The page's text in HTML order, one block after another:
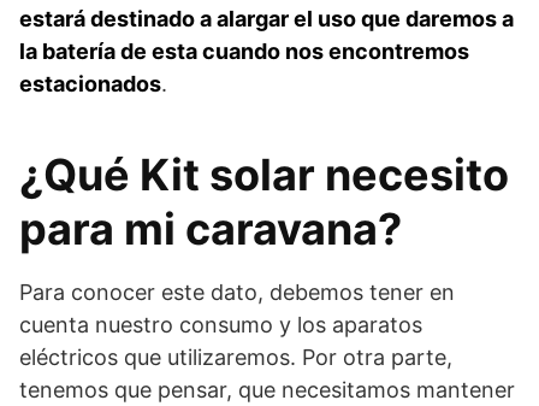
estará destinado a alargar el uso que daremos a
la batería de esta cuando nos encontremos
estacionados.
¿Qué Kit solar necesito
para mi caravana?
Para conocer este dato, debemos tener en
cuenta nuestro consumo y los aparatos
eléctricos que utilizaremos. Por otra parte,
tenemos que pensar, que necesitamos mantener